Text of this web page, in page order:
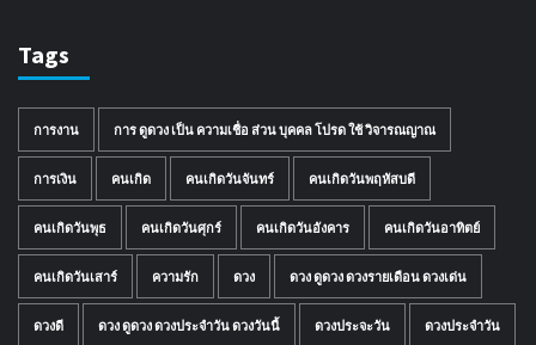
Tags
การงาน การ ดูดวง เป็น ความเชื่อ ส่วน บุคคล โปรด ใช้ วิจารณญาณ
การเงิน คนเกิด คนเกิดวันจันทร์ คนเกิดวันพฤหัสบดี
คนเกิดวันพุธ คนเกิดวันศุกร์ คนเกิดวันอังคาร คนเกิดวันอาทิตย์
คนเกิดวันเสาร์ ความรัก ดวง ดวง ดูดวง ดวงรายเดือน ดวงเด่น
ดวงดี ดวง ดูดวง ดวงประจำวัน ดวงวันนี้ ดวงประจะวัน ดวงประจำวัน